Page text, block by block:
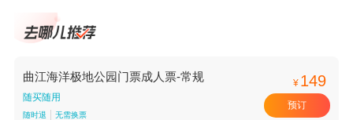
曲江海洋极地公园门票成人票-常规
随买随用
随时退 无需换票
¥ 149
预订